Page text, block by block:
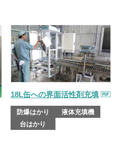
18L缶への界面活性剤充填
防爆はかり
液体充填機
台はかり